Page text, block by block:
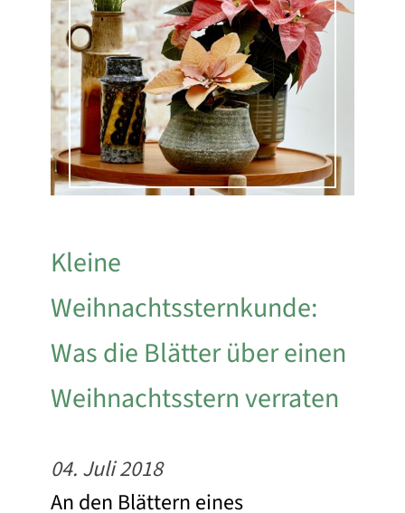
Kleine
Weihnachtssternkunde:
Was die Blätter über einen
Weihnachtsstern verraten
04. Juli 2018
An den Blättern eines